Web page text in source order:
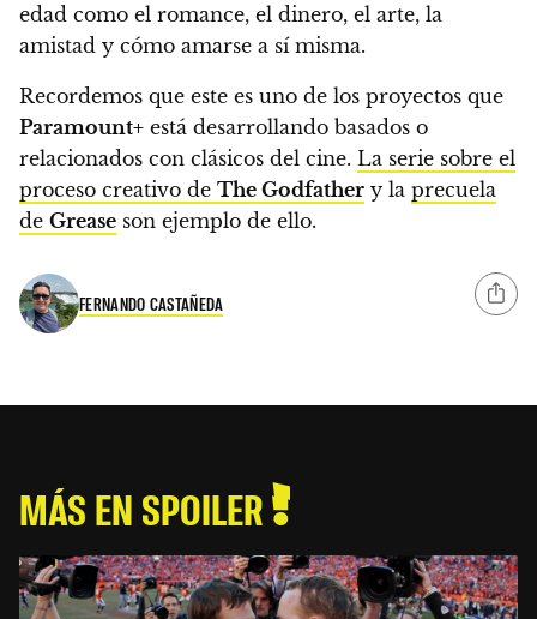
edad como el romance, el dinero, el arte, la
amistad y cómo amarse a sí misma.
Recordemos que este es uno de los proyectos que
Paramount+ está desarrollando basados o
relacionados con clásicos del cine. La serie sobre el
proceso creativo de The Godfather y la precuela
de Grease son ejemplo de ello.
FERNANDO CASTAÑEDA
MÁS EN SPOILER